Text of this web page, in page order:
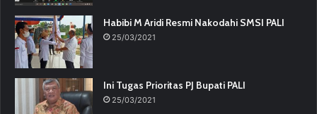
Habibi M Aridi Resmi Nakodahi SMSI PALI
25/03/2021
Ini Tugas Prioritas PJ Bupati PALI
25/03/2021